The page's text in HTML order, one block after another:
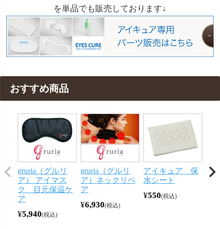
を単品でも販売しております↓
おすすめ商品
gruria（グルリ
ア） アイマス
ク 目元保温ケ
ア
¥5,940 税込
gruria（グルリ
ア）ネックリペ
ア
¥6,930 税込
アイキュア 保
水シート
¥550 税込
メ
ー